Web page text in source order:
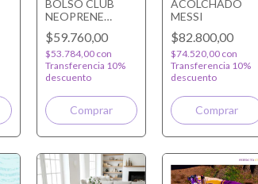
BOLSO CLUB
NEOPRENE
30x40CM
PERSONALIZADO
$59.760,00
$53.784,00 con
Transferencia 10%
descuento
ACOLCHADO
MESSI
$82.800,00
$74.520,00 con
Transferencia 10%
descuento